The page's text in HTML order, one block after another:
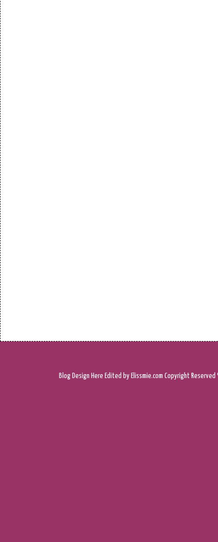
Blog Design Here Edited by Elissmie.com Copyright Reserved